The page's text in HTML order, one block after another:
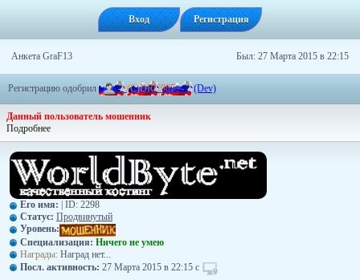
Вход Регистрация
Анкета GraF13 Был: 27 Марта 2015 в 22:15
Регистрацию одобрил -=(C)DRU987=- (Dev)
Данный пользователь мошенник
Подробнее
Его имя: | ID: 2298
Статус: Продвинутый
Уровень:
Специализация: Ничего не умею
Награды: Наград нет...
Посл. активность: 27 Марта 2015 в 22:15 с